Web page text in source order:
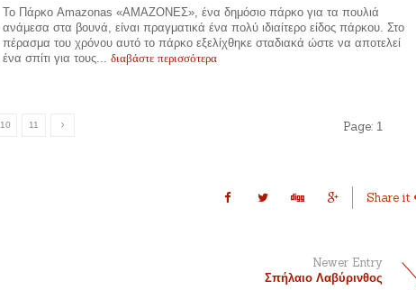
Το Πάρκο Amazonas «ΑΜΑΖΟΝΕΣ», ένα δημόσιο πάρκο για τα πουλιά
ανάμεσα στα βουνά, είναι πραγματικά ένα πολύ ιδιαίτερο είδος πάρκου. Στο
πέρασμα του χρόνου αυτό το πάρκο εξελίχθηκε σταδιακά ώστε να αποτελεί
ένα σπίτι για τους...διαβάστε περισσότερα
10 11 Page: 1
Share it
Newer Entry
Σπήλαιο Λαβύρινθος